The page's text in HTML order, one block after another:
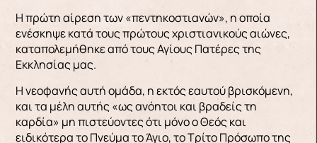
Η πρώτη αίρεση των «πεντηκοστιανών», η οποία
ενέσκηψε κατά τους πρώτους χριστιανικούς αιώνες,
καταπολεμήθηκε από τους Αγίους Πατέρες της
Εκκλησίας μας.
Η νεοφανής αυτή ομάδα, η εκτός εαυτού βρισκόμενη,
και τα μέλη αυτής «ως ανόητοι και βραδείς τη
καρδία» μη πιστεύοντες ότι μόνο ο Θεός και
ειδικότερα το Πνεύμα το Άγιο, το Τρίτο Πρόσωπο της